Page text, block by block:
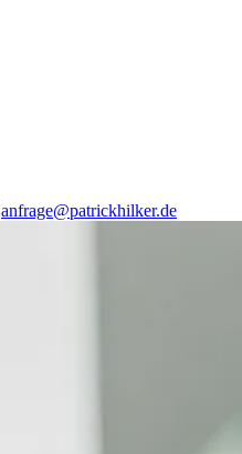
anfrage@patrickhilker.de